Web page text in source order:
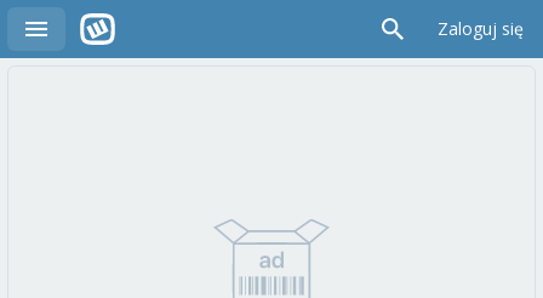
Zaloguj się